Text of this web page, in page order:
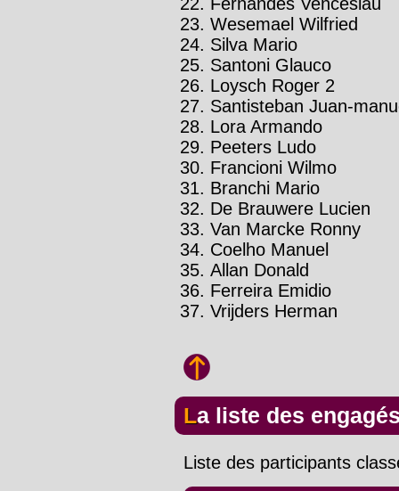
Wesemael Wilfried
Silva Mario
Santoni Glauco
Loysch Roger 2
Santisteban Juan-
Lora Armando
Peeters Ludo
Francioni Wilmo
Branchi Mario
De Brauwere Lucien
Van Marcke Ronny
Coelho Manuel
Allan Donald
Ferreira Emidio
Vrijders Herman
La liste des
Liste des participants